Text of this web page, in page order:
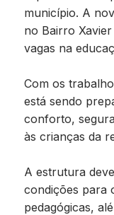
município. A
no Bairro
vagas na
Com os
está sendo
conforto,
às crianças da
A estrutura
condições para
pedagógicas,